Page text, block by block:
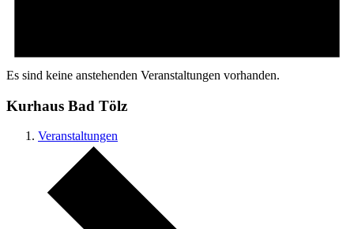
Es sind keine anstehenden Veranstaltungen vorhanden.
Kurhaus Bad Tölz
Veranstaltungen